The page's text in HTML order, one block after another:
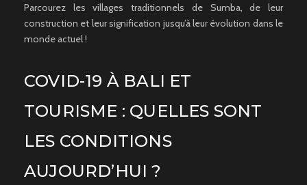
Parcourez les villages traditionnels de Sumba, de leur
construction et leur signification jusqu’à leur évolution dans le
monde actuel !
COVID-19 À BALI ET
TOURISME : QUELLES SONT
LES CONDITIONS
AUJOURD’HUI ?